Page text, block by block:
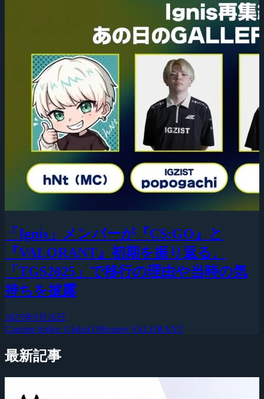
「Ignis」メンバーが『CS:GO』と
『VALORANT』初期を振り返る、
「TGS2025」で移行の理由や当時の気
持ちを披露
2025年9月26日
Counter-Strike: Global Offensive VALORANT
最新記事